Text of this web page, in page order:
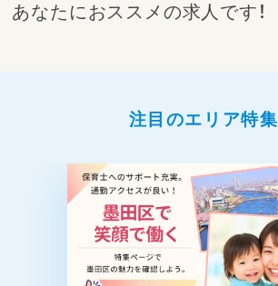
あなたにおススメの求人です！
注目のエリア特集